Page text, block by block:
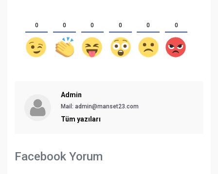
0 0 0 0 0 0
Admin
Mail: admin@manset23.com
Tüm yazıları
Facebook Yorum